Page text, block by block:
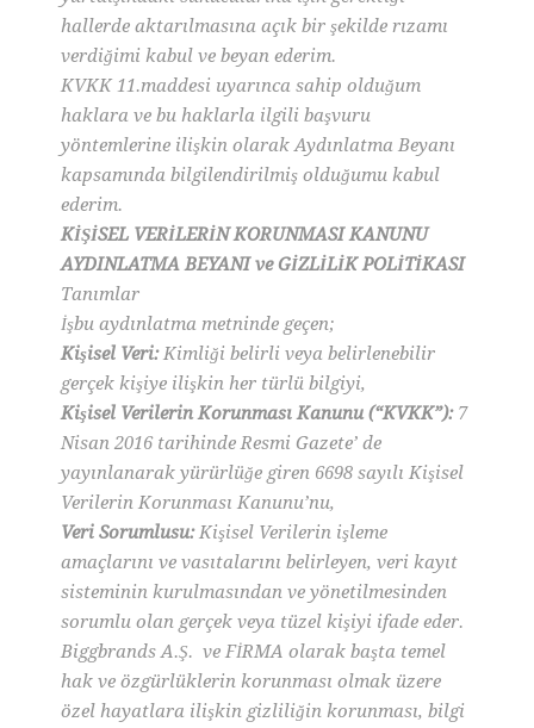
hallerde aktarılmasına açık bir şekilde rızamı
verdiğimi kabul ve beyan ederim.
KVKK 11.maddesi uyarınca sahip olduğum
haklara ve bu haklarla ilgili başvuru
yöntemlerine ilişkin olarak Aydınlatma Beyanı
kapsamında bilgilendirilmiş olduğumu kabul
ederim.
KİŞİSEL VERİLERİN KORUNMASI KANUNU
AYDINLATMA BEYANI ve GİZLİLİK POLİTİKASI
Tanımlar
İşbu aydınlatma metninde geçen;
Kişisel Veri:Kimliği belirli veya belirlenebilir
gerçek kişiye ilişkin her türlü bilgiyi,
Kişisel Verilerin Korunması Kanunu (“KVKK”):7
Nisan 2016 tarihinde Resmi Gazete’ de
yayınlanarak yürürlüğe giren 6698 sayılı Kişisel
Verilerin Korunması Kanunu’nu,
Veri Sorumlusu:Kişisel Verilerin işleme
amaçlarını ve vasıtalarını belirleyen, veri kayıt
sisteminin kurulmasından ve yönetilmesinden
sorumlu olan gerçek veya tüzel kişiyi ifade eder.
Biggbrands A.Ş. ve FİRMA olarak başta temel
hak ve özgürlüklerin korunması olmak üzere
özel hayatlara ilişkin gizliliğin korunması, bilgi